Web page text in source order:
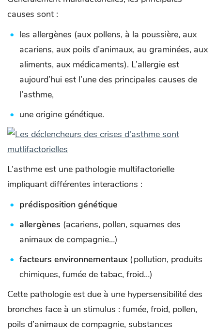
causes sont :
les allergènes (aux pollens, à la poussière, aux
acariens, aux poils d’animaux, au graminées, aux
aliments, aux médicaments). L’allergie est
aujourd’hui est l’une des principales causes de
l’asthme,
une origine génétique.
L’asthme est une pathologie multifactorielle
impliquant différentes interactions :
prédisposition génétique
allergènes (acariens, pollen, squames des
animaux de compagnie…)
facteurs environnementaux (pollution, produits
chimiques, fumée de tabac, froid…)
Cette pathologie est due à une hypersensibilité des
bronches face à un stimulus : fumée, froid, pollen,
poils d’animaux de compagnie, substances